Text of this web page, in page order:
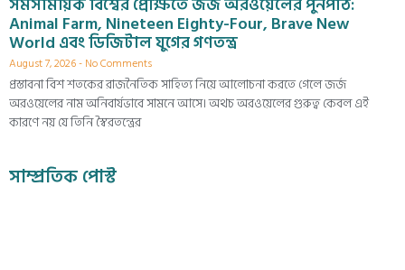
সমসাময়িক বিশ্বের প্রেক্ষিতে জর্জ অরওয়েলের পুনর্পাঠ:
Animal Farm, Nineteen Eighty-Four, Brave New
World এবং ডিজিটাল যুগের গণতন্ত্র
August 7, 2026 No Comments
প্রস্তাবনা বিশ শতকের রাজনৈতিক সাহিত্য নিয়ে আলোচনা করতে গেলে জর্জ
অরওয়েলের নাম অনিবার্যভাবে সামনে আসে। অথচ অরওয়েলের গুরুত্ব কেবল এই
কারণে নয় যে তিনি স্বৈরতন্ত্রের
সাম্প্রতিক পোস্ট